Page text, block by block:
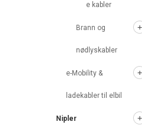
e kabler
Brann og
nødlyskabler
e-Mobility &
ladekabler til elbil
Nipler